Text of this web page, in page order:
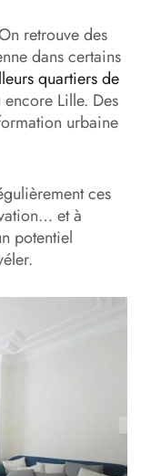
retrouve des
dans certains
quartiers de
Lille. Des
urbaine
ces
et à
potentiel